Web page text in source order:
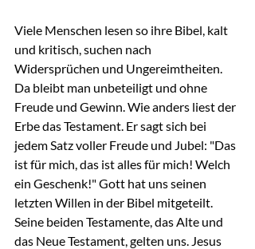
Viele Menschen lesen so ihre Bibel, kalt
und kritisch, suchen nach
Widersprüchen und Ungereimtheiten.
Da bleibt man unbeteiligt und ohne
Freude und Gewinn. Wie anders liest der
Erbe das Testament. Er sagt sich bei
jedem Satz voller Freude und Jubel: "Das
ist für mich, das ist alles für mich! Welch
ein Geschenk!" Gott hat uns seinen
letzten Willen in der Bibel mitgeteilt.
Seine beiden Testamente, das Alte und
das Neue Testament, gelten uns. Jesus